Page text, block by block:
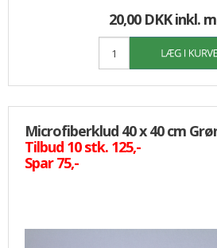
20,00 DKKinkl.
Microfiberklud 40 x 40 cm
Tilbud 10 stk. 125,-
Spar 75,-